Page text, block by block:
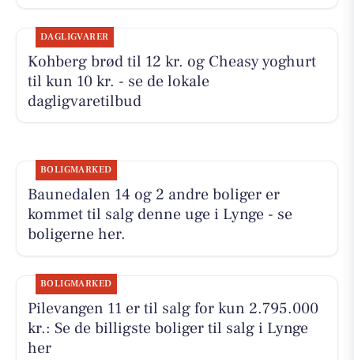
DAGLIGVARER
Kohberg brød til 12 kr. og Cheasy yoghurt
til kun 10 kr. - se de lokale
dagligvaretilbud
BOLIGMARKED
Baunedalen 14 og 2 andre boliger er
kommet til salg denne uge i Lynge - se
boligerne her.
BOLIGMARKED
Pilevangen 11 er til salg for kun 2.795.000
kr.: Se de billigste boliger til salg i Lynge
her